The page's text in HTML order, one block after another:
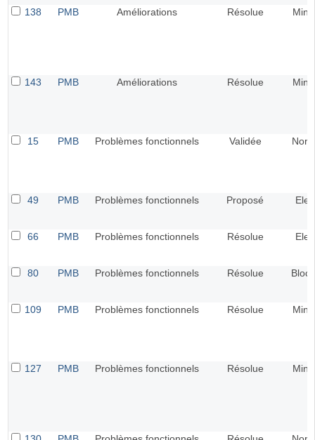
138 PMB Améliorations Résolue
143 PMB Améliorations Résolue
15 PMB Problèmes fonctionnels Validée
49 PMB Problèmes fonctionnels Proposé
66 PMB Problèmes fonctionnels Résolue
80 PMB Problèmes fonctionnels Résolue
109 PMB Problèmes fonctionnels Résolue
127 PMB Problèmes fonctionnels Résolue